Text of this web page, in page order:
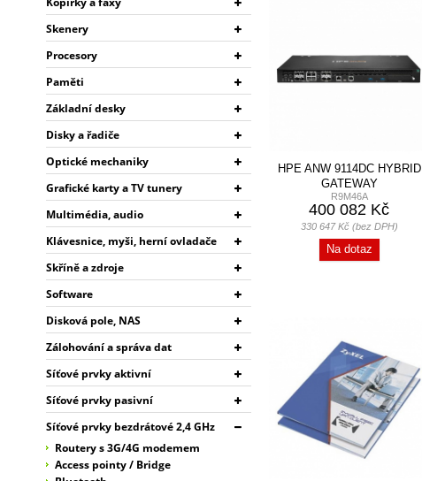
HPE ANW 9114DC HYBRID
GATEWAY
R9M46A
400 082 Kč
330 647 Kč (bez DPH)
Na dotaz
Skenery
Procesory
Paměti
Základní desky
Disky a řadiče
Optické mechaniky
Grafické karty a TV tunery
Multimédia, audio
Klávesnice, myši, herní ovladače
Skříně a zdroje
Software
Disková pole, NAS
Zálohování a správa dat
Síťové prvky aktivní
Síťové prvky pasivní
Síťové prvky bezdrátové 2,4 GHz
Routery s 3G/4G modemem
Access pointy / Bridge